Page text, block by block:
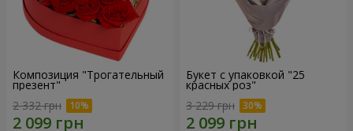
Композиция "Трогательный
презент"
2 332 грн
Букет с упаковкой "25
красных роз"
3 229 грн